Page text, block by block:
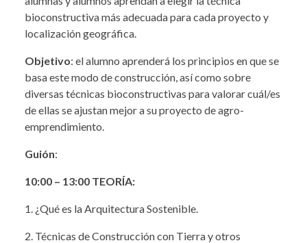
bioconstructiva más adecuada para cada proyecto y
localización geográfica.
Objetivo: el alumno aprenderá los principios en que se
basa este modo de construcción, así como sobre
diversas técnicas bioconstructivas para valorar cuál/es
de ellas se ajustan mejor a su proyecto de agro-
emprendimiento.
Guión:
10:00 – 13:00 TEORÍA:
1. ¿Qué es la Arquitectura Sostenible.
2. Técnicas de Construcción con Tierra y otros